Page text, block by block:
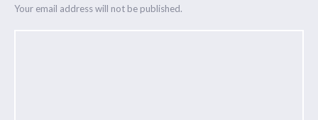
Your email address will not be published.